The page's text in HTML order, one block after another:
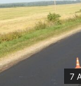
7